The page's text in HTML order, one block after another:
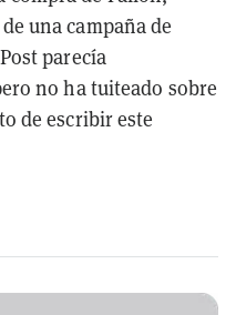
una campaña de
parecía
no ha tuiteado sobre
de escribir este